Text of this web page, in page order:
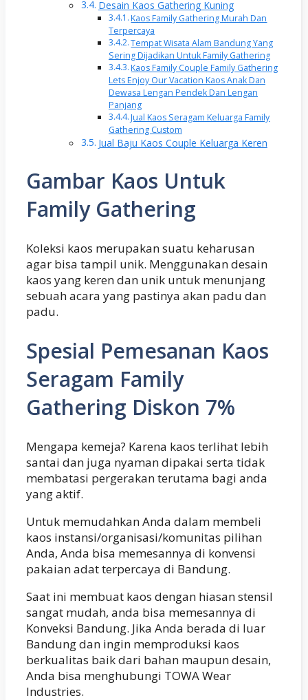
Desain Kaos Gathering Kuning
Kaos Family Gathering Murah Dan
Terpercaya
Tempat Wisata Alam Bandung Yang
Sering Dijadikan Untuk Family Gathering
Kaos Family Couple Family Gathering
Lets Enjoy Our Vacation Kaos Anak Dan
Dewasa Lengan Pendek Dan Lengan
Panjang
Jual Kaos Seragam Keluarga Family
Gathering Custom
Jual Baju Kaos Couple Keluarga Keren
Gambar Kaos Untuk
Family Gathering
Koleksi kaos merupakan suatu keharusan
agar bisa tampil unik. Menggunakan desain
kaos yang keren dan unik untuk menunjang
sebuah acara yang pastinya akan padu dan
padu.
Spesial Pemesanan Kaos
Seragam Family
Gathering Diskon 7%
Mengapa kemeja? Karena kaos terlihat lebih
santai dan juga nyaman dipakai serta tidak
membatasi pergerakan terutama bagi anda
yang aktif.
Untuk memudahkan Anda dalam membeli
kaos instansi/organisasi/komunitas pilihan
Anda, Anda bisa memesannya di konvensi
pakaian adat terpercaya di Bandung.
Saat ini membuat kaos dengan hiasan stensil
sangat mudah, anda bisa memesannya di
Konveksi Bandung. Jika Anda berada di luar
Bandung dan ingin memproduksi kaos
berkualitas baik dari bahan maupun desain,
Anda bisa menghubungi TOWA Wear
Industries.